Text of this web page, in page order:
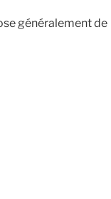
généralement de